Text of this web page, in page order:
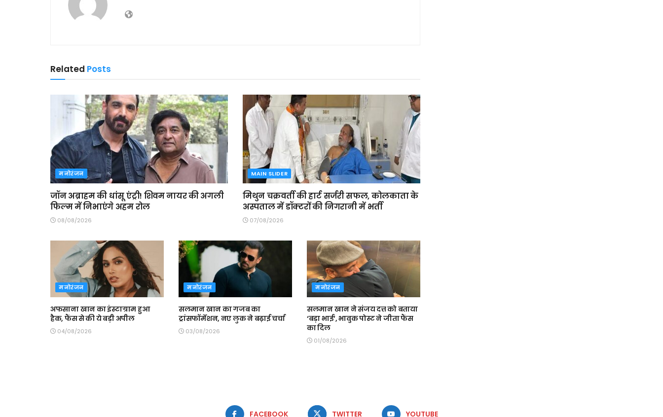
Related Posts
मनोरंजन
जॉन अब्राहम की धांसू एंट्री! शिवम नायर की अगली
फिल्म में निभाएंगे अहम रोल
08/08/2026
MAIN SLIDER
मिथुन चक्रवर्ती की हार्ट सर्जरी सफल, कोलकाता के
अस्पताल में डॉक्टरों की निगरानी में भर्ती
07/08/2026
मनोरंजन
अफसाना खान का इंस्टाग्राम हुआ
हैक, फैंस से की ये बड़ी अपील
04/08/2026
मनोरंजन
सलमान खान का गजब का
ट्रांसफॉर्मेशन, नए लुक ने बढ़ाई चर्चा
03/08/2026
मनोरंजन
सलमान खान ने संजय दत्त को बताया
‘बड़ा भाई’, भावुक पोस्ट ने जीता फैंस
का दिल
01/08/2026
FACEBOOK TWITTER YOUTUBE